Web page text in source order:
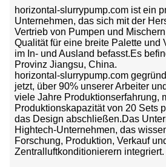
horizontal-slurrypump.com ist ein
Unternehmen, das sich mit der
Vertrieb von Pumpen und
Qualität für eine breite Palette und
im In- und Ausland befasst.Es
Provinz Jiangsu, China.
horizontal-slurrypump.com
jetzt, über 90% unserer Arbeiter
viele Jahre Produktionserfahrung,
Produktionskapazität von 20 Sets
das Design abschließen.Das
Hightech-Unternehmen, das
Forschung, Produktion, Verkauf
Zentralluftkonditionierern integriert.